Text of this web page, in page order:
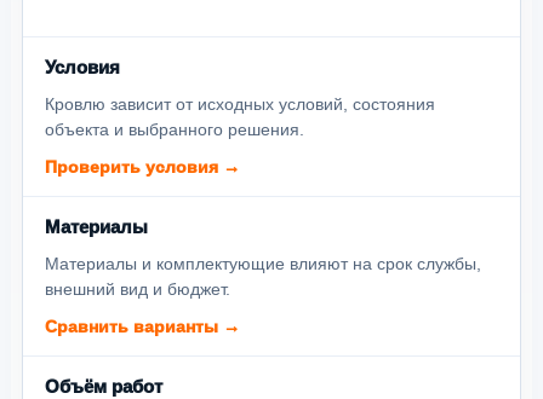
Условия
Кровлю зависит от исходных условий, состояния
объекта и выбранного решения.
Проверить условия →
Материалы
Материалы и комплектующие влияют на срок службы,
внешний вид и бюджет.
Сравнить варианты →
Объём работ